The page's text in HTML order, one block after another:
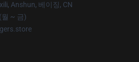
Anshun, 베이징, CN
월 ~ 금)